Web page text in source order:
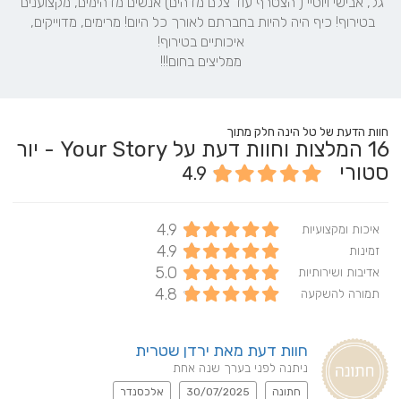
ממליצים בחום!!!
חוות הדעת של טל הינה חלק מתוך
16
המלצות וחוות דעת על Your Story - יור
סטורי
4.9
איכות ומקצועיות 4.9
זמינות 4.9
אדיבות ושירותיות 5.0
תמורה להשקעה 4.8
חוות דעת מאת ירדן שטרית
ניתנה לפני בערך שנה אחת
חתונה 30/07/2025 אלכסנדר